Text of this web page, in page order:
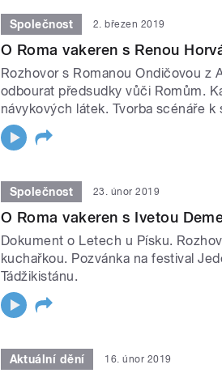
Společnost 2. březen 2019
O Roma vakeren s Renou
Rozhovor s Romanou Ondičovou z
odbourat předsudky vůči Romům.
návykových látek. Tvorba scénáře k
Společnost 23. únor 2019
O Roma vakeren s Ivetou
Dokument o Letech u Písku.
kuchařkou. Pozvánka na festival
Tádžikistánu.
Aktuální dění 16. únor 2019